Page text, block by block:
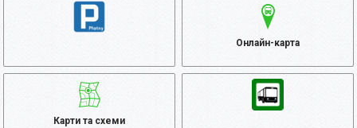
Онлайн-карта
Карти та схеми